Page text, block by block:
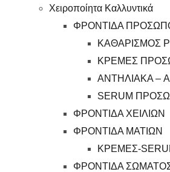
Χειροποίητα Καλλυντικά
ΦΡΟΝΤΙΔΑ
ΚΑΘΑΡΙΣΜΟΣ
ΚΡΕΜΕΣ
ΑΝΤΗΛΙΑΚΑ –
SERUM
ΦΡΟΝΤΙΔΑ ΧΕΙΛΙΩΝ
ΦΡΟΝΤΙΔΑ ΜΑΤΙΩΝ
ΚΡΕΜΕΣ-
ΦΡΟΝΤΙΔΑ